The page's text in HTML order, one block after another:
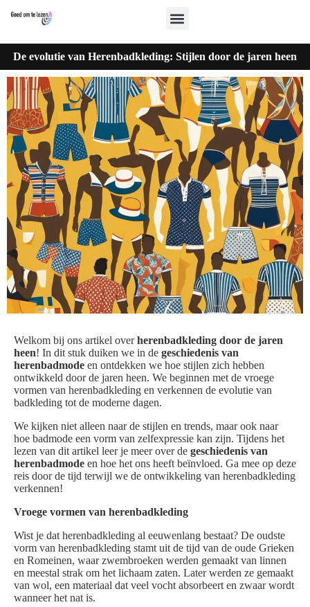
De evolutie van Herenbadkleding: Stijlen door de jaren heen
Welkom bij ons artikel overherenbadkleding door de jaren
heen! In dit stuk duiken we in de geschiedenis van
herenbadmode en ontdekken we hoe stijlen zich hebben
ontwikkeld door de jaren heen. We beginnen met de vroege
vormen van herenbadkleding en verkennen de evolutie van
badkleding tot de moderne dagen.
We kijken niet alleen naar de stijlen en trends, maar ook naar
hoe badmode een vorm van zelfexpressie kan zijn. Tijdens het
lezen van dit artikel leer je meer over de geschiedenis van
herenbadmode en hoe het ons heeft beïnvloed. Ga mee op deze
reis door de tijd terwijl we de ontwikkeling van herenbadkleding
verkennen!
Vroege vormen van herenbadkleding
Wist je dat herenbadkleding al eeuwenlang bestaat? De oudste
vorm van herenbadkleding stamt uit de tijd van de oude Grieken
en Romeinen, waar zwembroeken werden gemaakt van linnen
en meestal strak om het lichaam zaten. Later werden ze gemaakt
van wol, een materiaal dat veel vocht absorbeert en zwaar wordt
wanneer het nat is.